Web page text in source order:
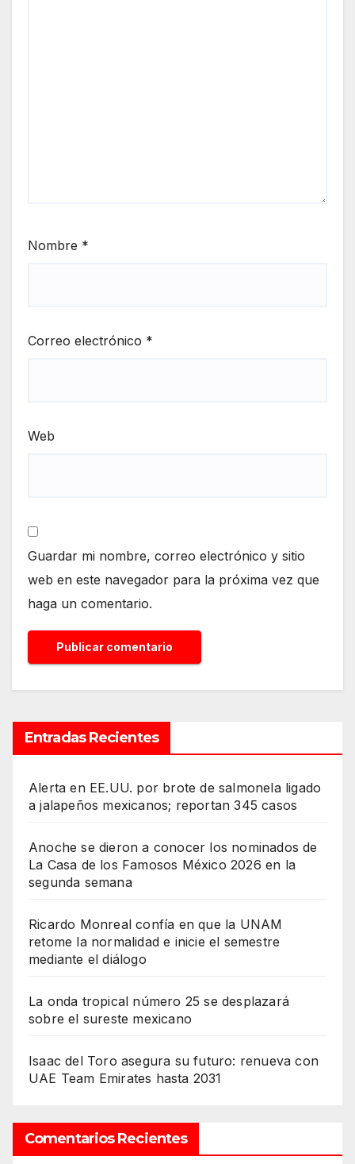
Nombre *
Correo electrónico *
Web
Guardar mi nombre, correo electrónico y sitio
web en este navegador para la próxima vez que
haga un comentario.
Entradas Recientes
Alerta en EE.UU. por brote de salmonela ligado
a jalapeños mexicanos; reportan 345 casos
Anoche se dieron a conocer los nominados de
La Casa de los Famosos México 2026 en la
segunda semana
Ricardo Monreal confía en que la UNAM
retome la normalidad e inicie el semestre
mediante el diálogo
La onda tropical número 25 se desplazará
sobre el sureste mexicano
Isaac del Toro asegura su futuro: renueva con
UAE Team Emirates hasta 2031
Comentarios Recientes